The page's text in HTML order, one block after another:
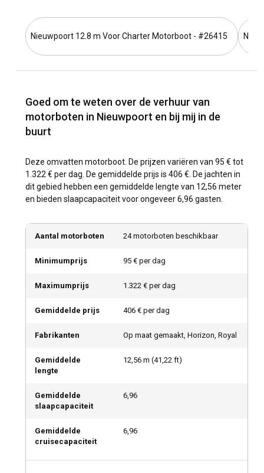
Nieuwpoort 12.8 m Voor Charter Motorboot - #26415
Goed om te weten over de verhuur van
motorboten in Nieuwpoort en bij mij in de
buurt
Deze omvatten motorboot. De prijzen variëren van 95 € tot
1.322 € per dag. De gemiddelde prijs is 406 €. De jachten in
dit gebied hebben een gemiddelde lengte van 12,56 meter
en bieden slaapcapaciteit voor ongeveer 6,96 gasten.
Aantal motorboten 24 motorboten beschikbaar
Minimumprijs 95 € per dag
Maximumprijs 1.322 € per dag
Gemiddelde prijs 406 € per dag
Fabrikanten Op maat gemaakt, Horizon, Royal
Gemiddelde
lengte
12,56 m (41,22 ft)
Gemiddelde
slaapcapaciteit
6,96
Gemiddelde
cruisecapaciteit
6,96